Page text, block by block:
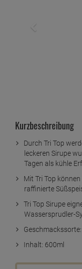
Kurzbeschreibung
Durch Tri Top
leckeren Sirupe
Tagen als kühle
Mit Tri Top
raffinierte
Tri Top Sirupe
Wassersprudler-
Inhalt: 600ml